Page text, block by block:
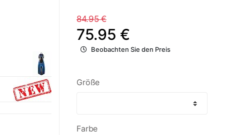
84.95 €
75.95 €
Beobachten Sie den Preis
Größe
Farbe